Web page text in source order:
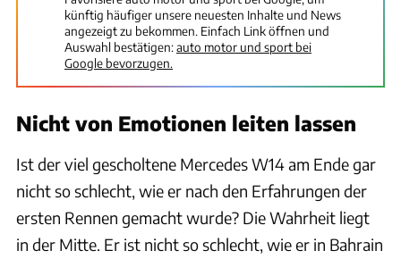
künftig häufiger unsere neuesten Inhalte und News
angezeigt zu bekommen. Einfach Link öffnen und
Auswahl bestätigen:auto motor und sport bei
Google bevorzugen.
Nicht von Emotionen leiten lassen
Ist der viel gescholtene Mercedes W14 am Ende gar
nicht so schlecht, wie er nach den Erfahrungen der
ersten Rennen gemacht wurde? Die Wahrheit liegt
in der Mitte. Er ist nicht so schlecht, wie er in Bahrain